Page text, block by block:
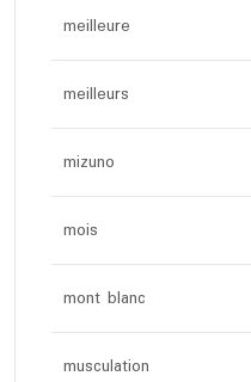
meilleure
meilleurs
mizuno
mois
mont blanc
musculation